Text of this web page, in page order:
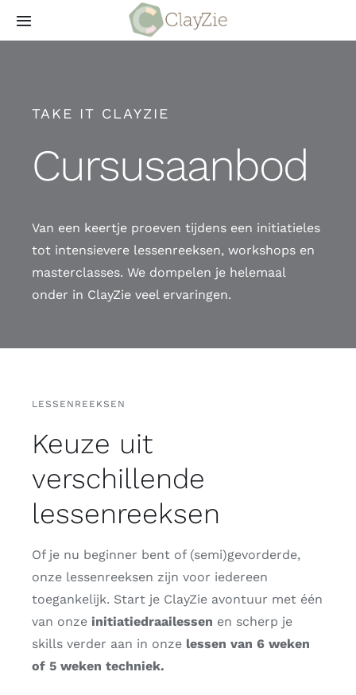
Toggle
Meestgestelde vragen
Wie is ClayZie
TAKE IT CLAYZIE
Cursusaanbod
Van een keertje proeven tijdens een initiatieles
tot intensievere lessenreeksen, workshops en
masterclasses. We dompelen je helemaal
onder in ClayZie veel ervaringen.
LESSENREEKSEN
Keuze uit
verschillende
lessenreeksen
Of je nu beginner bent of (semi)gevorderde,
onze lessenreeksen zijn voor iedereen
toegankelijk. Start je ClayZie avontuur met één
van onzeinitiatiedraailessen en scherp je
skills verder aan in onze lessen van 6 weken
of 5 weken techniek.